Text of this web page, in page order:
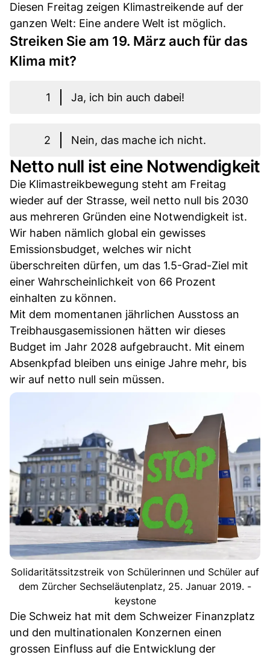
Diesen Freitag zeigen Klimastreikende auf der
ganzen Welt: Eine andere Welt ist möglich.
Streiken Sie am 19. März auch für das
Klima mit?
1 Ja, ich bin auch dabei!
2 Nein, das mache ich nicht.
Netto null ist eine Notwendigkeit
Die Klimastreikbewegung steht am Freitag
wieder auf der Strasse, weil netto null bis 2030
aus mehreren Gründen eine Notwendigkeit ist.
Wir haben nämlich global ein gewisses
Emissionsbudget, welches wir nicht
überschreiten dürfen, um das 1.5-Grad-Ziel mit
einer Wahrscheinlichkeit von 66 Prozent
einhalten zu können.
Mit dem momentanen jährlichen Ausstoss an
Treibhausgasemissionen hätten wir dieses
Budget im Jahr 2028 aufgebraucht. Mit einem
Absenkpfad bleiben uns einige Jahre mehr, bis
wir auf netto null sein müssen.
Solidaritätssitzstreik von Schülerinnen und Schüler auf
dem Zürcher Sechseläutenplatz, 25. Januar 2019. -
keystone
Die Schweiz hat mit dem Schweizer Finanzplatz
und den multinationalen Konzernen einen
grossen Einfluss auf die Entwicklung der